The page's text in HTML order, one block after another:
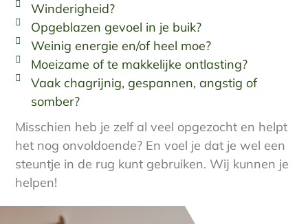
Winderigheid?
Opgeblazen gevoel in je buik?
Weinig energie en/of heel moe?
Moeizame of te makkelijke ontlasting?
Vaak chagrijnig, gespannen, angstig of
somber?
Misschien heb je zelf al veel opgezocht en helpt
het nog onvoldoende? En voel je dat je wel een
steuntje in de rug kunt gebruiken. Wij kunnen je
helpen!